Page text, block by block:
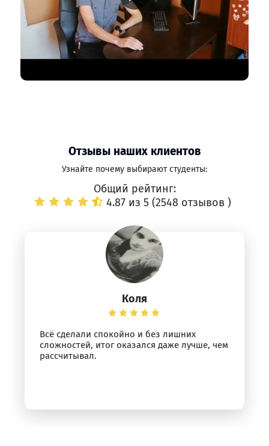
Отзывы наших клиентов
Узнайте почему выбирают студенты:
Общий рейтинг:
4.87 из 5 (2548 отзывов )
Коля
Всё сделали спокойно и без лишних
сложностей, итог оказался даже лучше, чем
рассчитывал.